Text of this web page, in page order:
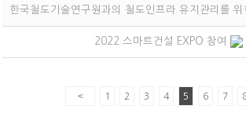
한국철도기술연구원과의 철도인프라 유지관리를
2022 스마트건설 EXPO 참여
< 1 2 3 4 5 6 7